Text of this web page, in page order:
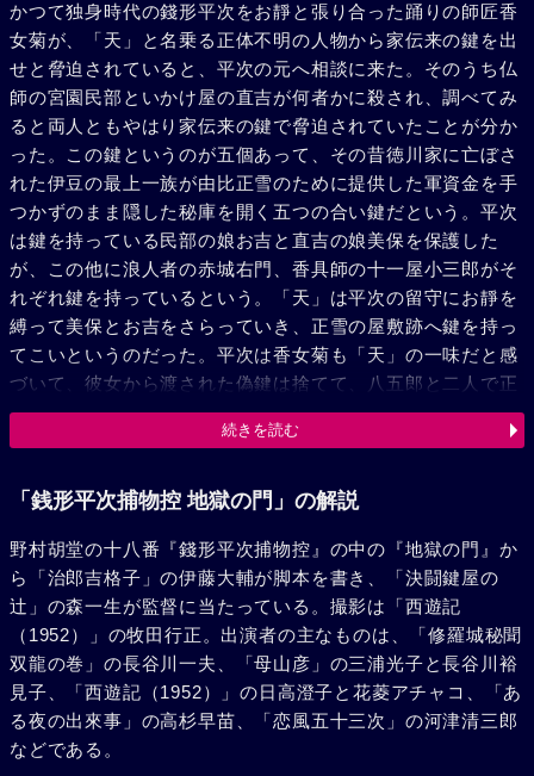
かつて独身時代の錢形平次をお靜と張り合った踊りの師匠香
女菊が、「天」と名乗る正体不明の人物から家伝来の鍵を出
せと脅迫されていると、平次の元へ相談に来た。そのうち仏
師の宮園民部といかけ屋の直吉が何者かに殺され、調べてみ
ると両人ともやはり家伝来の鍵で脅迫されていたことが分か
った。この鍵というのが五個あって、その昔徳川家に亡ぼさ
れた伊豆の最上一族が由比正雪のために提供した軍資金を手
つかずのまま隠した秘庫を開く五つの合い鍵だという。平次
は鍵を持っている民部の娘お吉と直吉の娘美保を保護した
が、この他に浪人者の赤城右門、香具師の十一屋小三郎がそ
れぞれ鍵を持っているという。「天」は平次の留守にお靜を
縛って美保とお吉をさらっていき、正雪の屋敷跡へ鍵を持っ
てこいというのだった。平次は香女菊も「天」の一味だと感
づいて、彼女から渡された偽鍵は捨てて、八五郎と二人で正
雪の屋敷跡へ赴いた。果たして、二人は落とし穴の底に落と
された。しかし平次はそこに抜け穴があるのを発見し、その
れた。彼らには分からないこの抜け穴を平次の慧眼で見つけ
偽鍵ではなかった。彼女はそのために一味から毒を飲まされ
たが、瀕死の身でそれを持ってきた。「天」の一味と平次た
ちが乱闘になった時、浪人右門が現れて平次に味方し、捕方
とともに「天」の一味を一網打尽にした。そして扉は開かれ
たが黄金はなく、骸骨武者十三体が音もなく崩れ落ちるばか
りで、香女菊一人、淋しく息をひきとった。
続きを読む
「銭形平次捕物控 地獄の門」の解説
野村胡堂の十八番『錢形平次捕物控』の中の『地獄の門』か
ら「治郎吉格子」の伊藤大輔が脚本を書き、「決闘鍵屋の
辻」の森一生が監督に当たっている。撮影は「西遊記
（1952）」の牧田行正。出演者の主なものは、「修羅城秘聞
双龍の巻」の長谷川一夫、「母山彦」の三浦光子と長谷川裕
見子、「西遊記（1952）」の日高澄子と花菱アチャコ、「あ
る夜の出來事」の高杉早苗、「恋風五十三次」の河津清三郎
などである。